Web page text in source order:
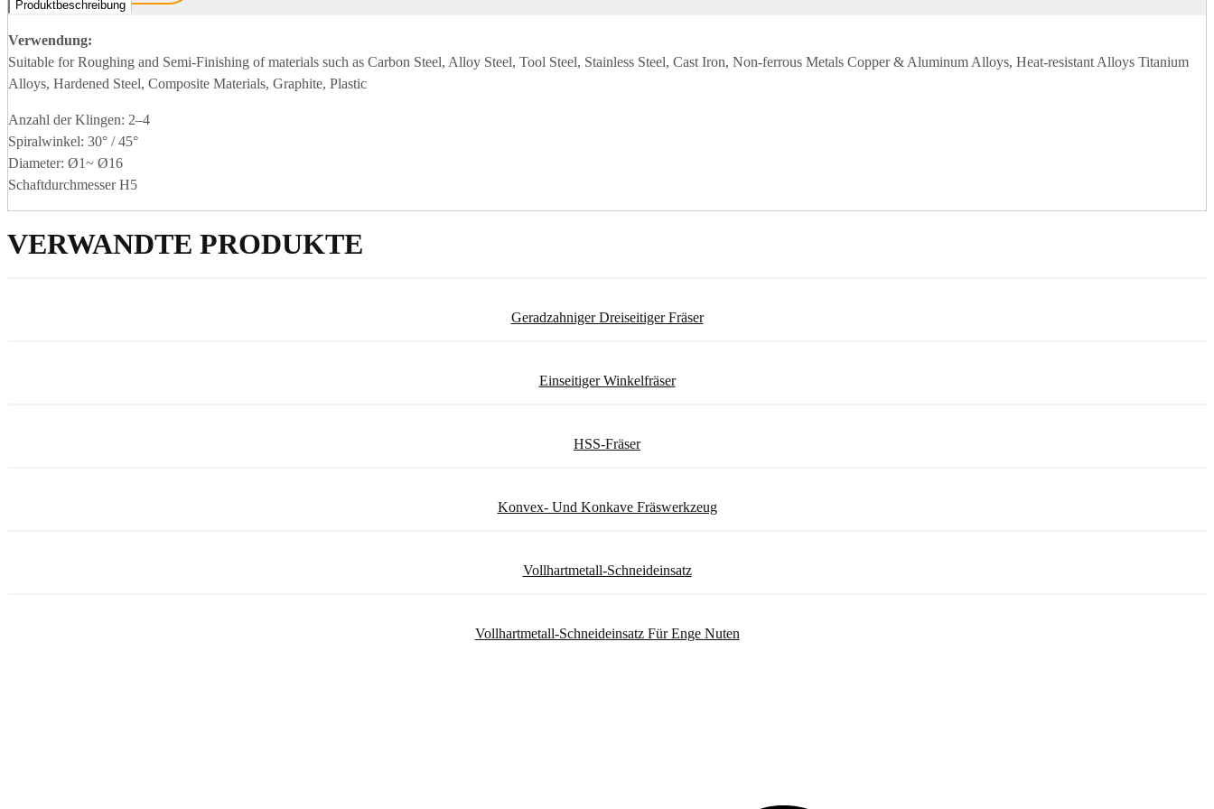
Produktbeschreibung
Verwendung:
Suitable for Roughing and Semi-Finishing of materials such as Carbon Steel, Alloy Steel, Tool Steel, Stainless Steel, Cast Iron, Non-ferrous Metals Copper & Aluminum Alloys, Heat-resistant Alloys Titanium
Alloys, Hardened Steel, Composite Materials, Graphite, Plastic
Anzahl der Klingen: 2–4
Spiralwinkel: 30° / 45°
Diameter: Ø1~ Ø16
Schaftdurchmesser H5
VERWANDTE PRODUKTE
Geradzahniger Dreiseitiger Fräser
Einseitiger Winkelfräser
HSS-Fräser
Konvex- Und Konkave Fräswerkzeug
Vollhartmetall-Schneideinsatz
Vollhartmetall-Schneideinsatz Für Enge Nuten